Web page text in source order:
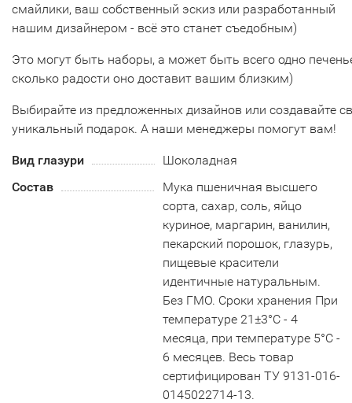
смайлики, ваш собственный эскиз или разработанный
нашим дизайнером - всё это станет съедобным)
Это могут быть наборы, а может быть всего одно
сколько радости оно доставит вашим близким)
Выбирайте из предложенных дизайнов или создавайте
уникальный подарок. А наши менеджеры помогут вам!
Вид глазури
Шоколадная
Состав
Мука пшеничная высшего
сорта, сахар, соль, яйцо
куриное, маргарин, ванилин,
пекарский порошок, глазурь,
пищевые красители
идентичные натуральным.
Без ГМО. Сроки хранения При
температуре 21±3°С - 4
месяца, при температуре 5°С -
6 месяцев. Весь товар
сертифицирован ТУ 9131-016-
0145022714-13.